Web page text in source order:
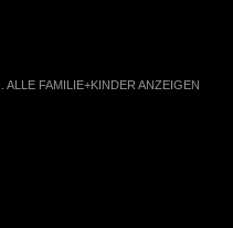
... ALLE FAMILIE+KINDER ANZEIGEN